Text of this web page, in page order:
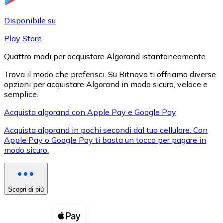
XRP
XRP
Vedi tutto
Buoni cripto
Disponibile su
Play Store
Quattro modi per acquistare Algorand istantaneamente
Trova il modo che preferisci. Su Bitnovo ti offriamo diverse
opzioni per acquistare Algorand in modo sicuro, veloce e
semplice.
Acquista algorand con Apple Pay e Google Pay
Acquista algorand in pochi secondi dal tuo cellulare. Con
Apple Pay o Google Pay ti basta un tocco per pagare in
modo sicuro.
Scopri di più